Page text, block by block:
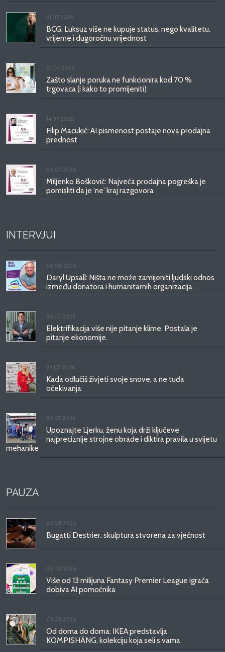
31.07.2026.
BCG: Luksuz više ne kupuje status, nego kvalitetu,
vrijeme i dugoročnu vrijednost
27.07.2026.
Zašto slanje poruka ne funkcionira kod 70 %
trgovaca (i kako to promijeniti)
14.07.2026.
Filip Macukić: AI pismenost postaje nova prodajna
prednost
08.07.2026.
Miljenko Bošković: Najveća prodajna pogreška je
pomisliti da je 'ne' kraj razgovora
INTERVJUI
06.08.2026.
Daryl Upsall: Ništa ne može zamijeniti ljudski odnos
između donatora i humanitarnih organizacija
30.07.2026.
Elektrifikacija više nije pitanje klime. Postala je
pitanje ekonomije.
29.07.2026.
Kada odlučiš živjeti svoje snove, a ne tuđa
očekivanja
20.07.2026.
Upoznajte Ljerku, ženu koja drži ključeve
najpreciznije strojne obrade i diktira pravila u svijetu
mehanike
PAUZA
06.08.2026.
Bugatti Destrier: skulptura stvorena za vječnost
06.08.2026.
Više od 13 milijuna Fantasy Premier League igrača
dobiva AI pomoćnika
03.08.2026.
Od doma do doma: IKEA predstavlja
KOMPISHÄNG, kolekciju koja seli s vama